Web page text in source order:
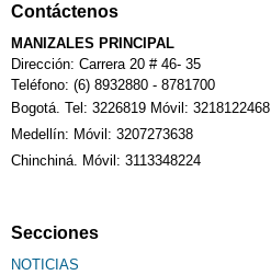
Contáctenos
MANIZALES PRINCIPAL
Dirección: Carrera 20 # 46- 35
Teléfono: (6) 8932880 - 8781700
Bogotá. Tel: 3226819 Móvil: 3218122468
Medellín: Móvil: 3207273638
Chinchiná. Móvil: 3113348224
Secciones
NOTICIAS